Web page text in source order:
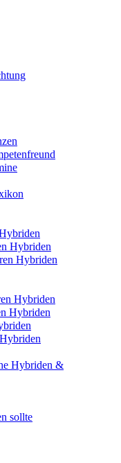
Hybriden
Hybriden
Hybriden
Hybriden
Hybriden &
sollte